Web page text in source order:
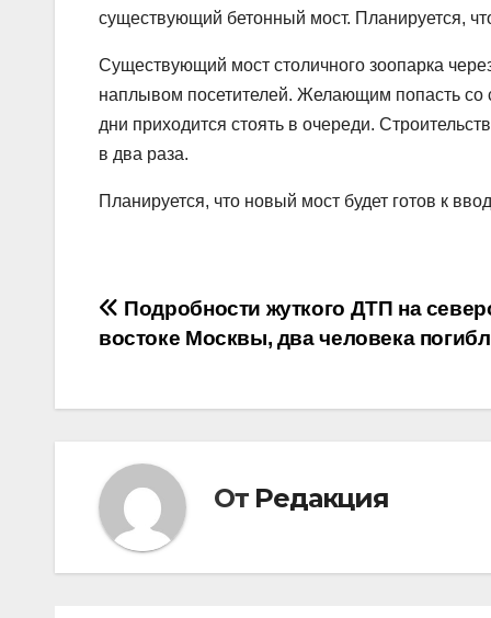
существующий бетонный мост. Планируется,
Существующий мост столичного зоопарка
наплывом посетителей. Желающим попасть со
дни приходится стоять в очереди.
в два раза.
Планируется, что новый мост будет готов к
Навигация
записям
Подробности жуткого ДТП на
востоке Москвы, два человека
От Редакция